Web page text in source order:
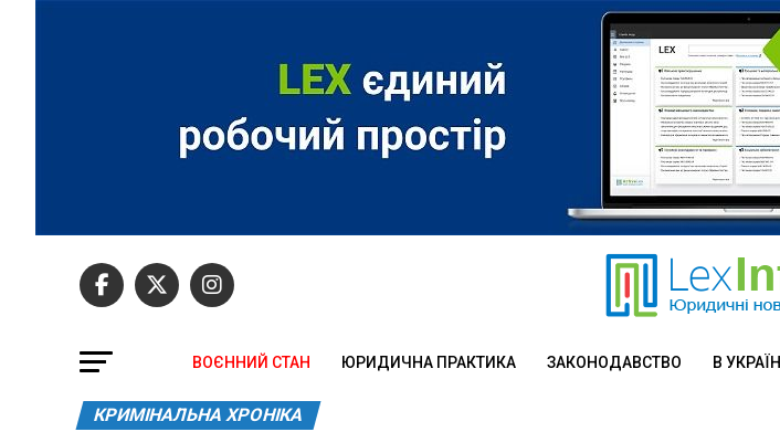
ВОЄННИЙ СТАН ЮРИДИЧНА ПРАКТИКА ЗАКОНОДАВСТВО В УКРАЇНІ
КРИМІНАЛЬНА ХРОНІКА